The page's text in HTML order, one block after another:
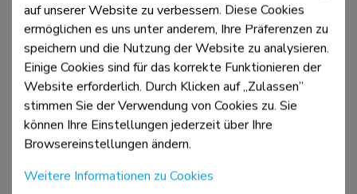
auf unserer Website zu verbessern. Diese Cookies
ermöglichen es uns unter anderem, Ihre Präferenzen zu
speichern und die Nutzung der Website zu analysieren.
Einige Cookies sind für das korrekte Funktionieren der
Website erforderlich. Durch Klicken auf „Zulassen”
stimmen Sie der Verwendung von Cookies zu. Sie
können Ihre Einstellungen jederzeit über Ihre
Browsereinstellungen ändern.
Weitere Informationen zu Cookies